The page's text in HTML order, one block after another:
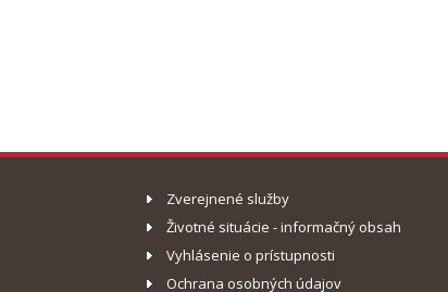
Zverejnené služby
Životné situácie - informačný obsah
Vyhlásenie o prístupnosti
Ochrana osobných údajov